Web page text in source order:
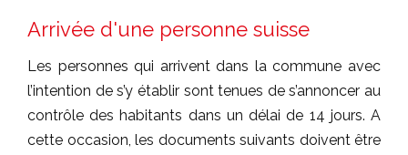
Arrivée d'une personne suisse
Les personnes qui arrivent dans la commune avec
l’intention de s’y établir sont tenues de s’annoncer au
contrôle des habitants dans un délai de 14 jours. A
cette occasion, les documents suivants doivent être